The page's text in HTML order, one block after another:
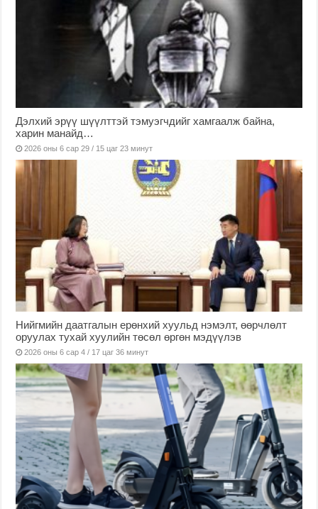
Дэлхий эрүү шүүлттэй тэмуэгчдийг хамгаалж байна,
харин манайд…
2026 оны 6 сар 29 / 15 цаг 23 минут
Нийгмийн даатгалын ерөнхий хуульд нэмэлт, өөрчлөлт
оруулах тухай хуулийн төсөл өргөн мэдүүлэв
2026 оны 6 сар 4 / 17 цаг 36 минут